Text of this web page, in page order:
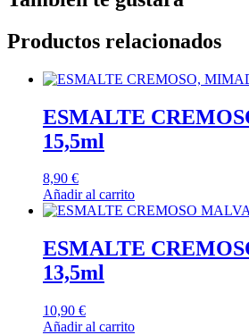
Productos relacionados
ESMALTE
15,5ml
8,90 €
Añadir al carrito
ESMALTE
13,5ml
10,90 €
Añadir al carrito